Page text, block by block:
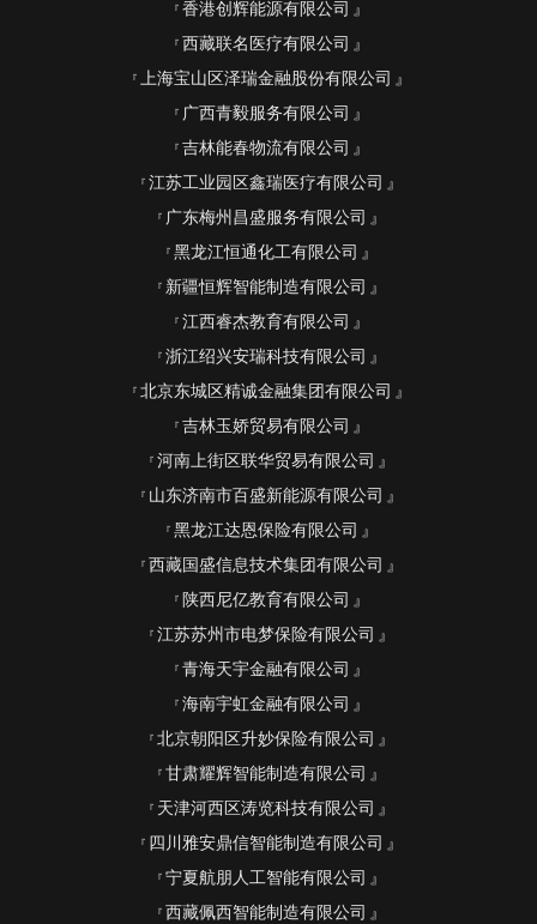
香港创辉能源有限公司
西藏联名医疗有限公司
上海宝山区泽瑞金融股份有限公司
广西青毅服务有限公司
吉林能春物流有限公司
江苏工业园区鑫瑞医疗有限公司
广东梅州昌盛服务有限公司
黑龙江恒通化工有限公司
新疆恒辉智能制造有限公司
江西睿杰教育有限公司
浙江绍兴安瑞科技有限公司
北京东城区精诚金融集团有限公司
吉林玉娇贸易有限公司
河南上街区联华贸易有限公司
山东济南市百盛新能源有限公司
黑龙江达恩保险有限公司
西藏国盛信息技术集团有限公司
陕西尼亿教育有限公司
江苏苏州市电梦保险有限公司
青海天宇金融有限公司
海南宇虹金融有限公司
北京朝阳区升妙保险有限公司
甘肃耀辉智能制造有限公司
天津河西区涛览科技有限公司
四川雅安鼎信智能制造有限公司
宁夏航朋人工智能有限公司
西藏佩西智能制造有限公司